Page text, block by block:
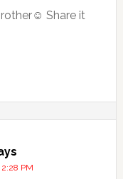
Share it
PM